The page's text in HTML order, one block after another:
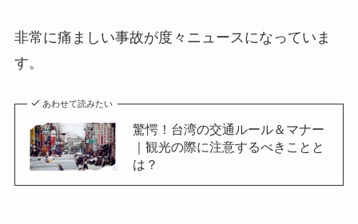
非常に痛ましい事故が度々ニュースになっていま
す。
あわせて読みたい
驚愕！台湾の交通ルール＆マナー
｜観光の際に注意するべきことと
は？